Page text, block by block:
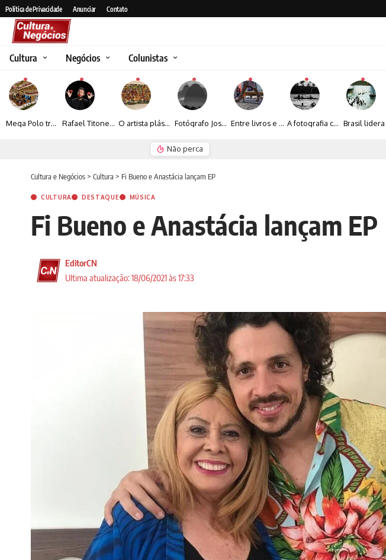
Política de Privacidade Anunciar Contato
Cultura Negócios Colunistas
Mega Polo transforma lançamento de coleção em plataforma nacional de negócios e projeta crescimento de mais de 15% Rafael Titonelly leva magia e acolhimento a crianças em tratamento oncológico em Juiz de Fora O artista plástico Jorge Luiz transforma sustentabilidade e criatividade em arte contemporânea Fotógrafo José Roberto apresenta um olhar sensível sobre arquitetura, formas e luz na fotografia Entre livros e fotografia autoral, Sebastião Reis consolida uma trajetória marcada pelo olhar artístico A fotografia contemporânea de Cynthia Feyh Jappur entre luz, movimento e arte
Não perca
Cultura e Negócios > Cultura > Fi Bueno e Anastácia lançam EP
CULTURA DESTAQUE MÚSICA
Fi Bueno e Anastácia lançam EP
Ultima atualização: 18/06/2021 às 17:33
EditorCN